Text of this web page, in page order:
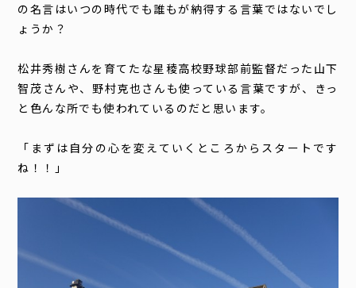
の名言はいつの時代でも誰もが納得する言葉ではないでし
ょうか？
松井秀樹さんを育てたな星稜高校野球部前監督だった山下
智茂さんや、野村克也さんも使っている言葉ですが、きっ
と色んな所でも使われているのだと思います。
「まずは自分の心を変えていくところからスタートです
ね！！」